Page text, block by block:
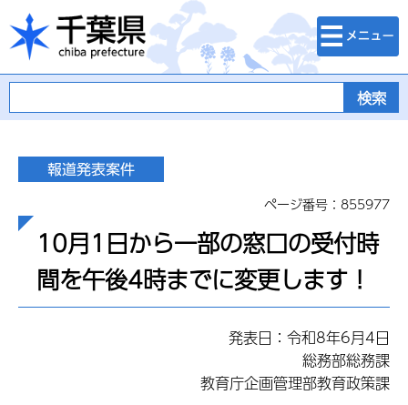
千葉県
検索・メニュ
ー
ページ番号：855977
10月1日から一部の窓口の受付時
間を午後4時までに変更します！
発表日：令和8年6月4日
総務部総務課
教育庁企画管理部教育政策課